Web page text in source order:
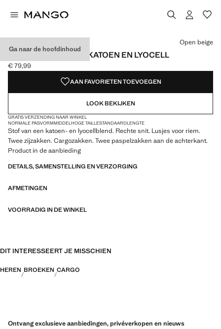
Ga naar de hoofdinhoud
CARGOBROEK VAN KATOEN EN LYOCELL
Huidige prijs [€ 79,99 ]
€ 79,99
Kies een kleur
Kleur Open beige geselecteerd
Open beige
AAN FAVORIETEN TOEVOEGEN
LOOK BEKIJKEN
GRATIS VERZENDING NAAR WINKEL
NORMALE PASVORMMIDDELHOGE TAILLESTANDAARDLENGTE
Stof van een katoen- en lyocellblend. Rechte snit. Lusjes voor riem.
Twee zijzakken. Cargozakken. Twee paspelzakken aan de achterkant.
Product in de aanbieding
DETAILS, SAMENSTELLING EN VERZORGING
AFMETINGEN
VOORRADIG IN DE WINKEL
DIT INTERESSEERT JE MISSCHIEN
HEREN BROEKEN CARGO
Ontvang exclusieve aanbiedingen, privéverkopen en nieuws